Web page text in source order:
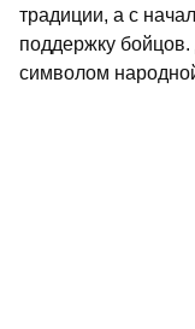
традиции, а с
поддержку
символом